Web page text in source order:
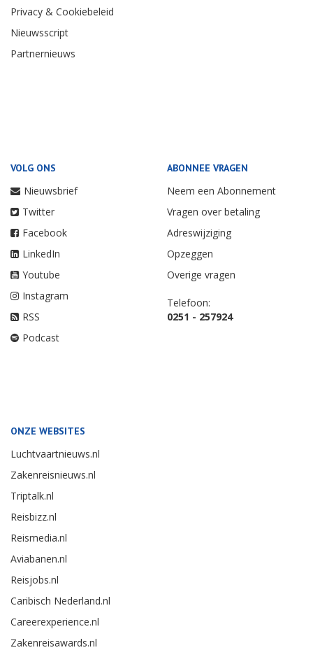
Privacy & Cookiebeleid
Nieuwsscript
Partnernieuws
VOLG ONS
Nieuwsbrief
Twitter
Facebook
LinkedIn
Youtube
Instagram
RSS
Podcast
ABONNEE VRAGEN
Neem een Abonnement
Vragen over betaling
Adreswijziging
Opzeggen
Overige vragen
Telefoon:
0251 - 257924
ONZE WEBSITES
Luchtvaartnieuws.nl
Zakenreisnieuws.nl
Triptalk.nl
Reisbizz.nl
Reismedia.nl
Aviabanen.nl
Reisjobs.nl
Caribisch Nederland.nl
Careerexperience.nl
Zakenreisawards.nl